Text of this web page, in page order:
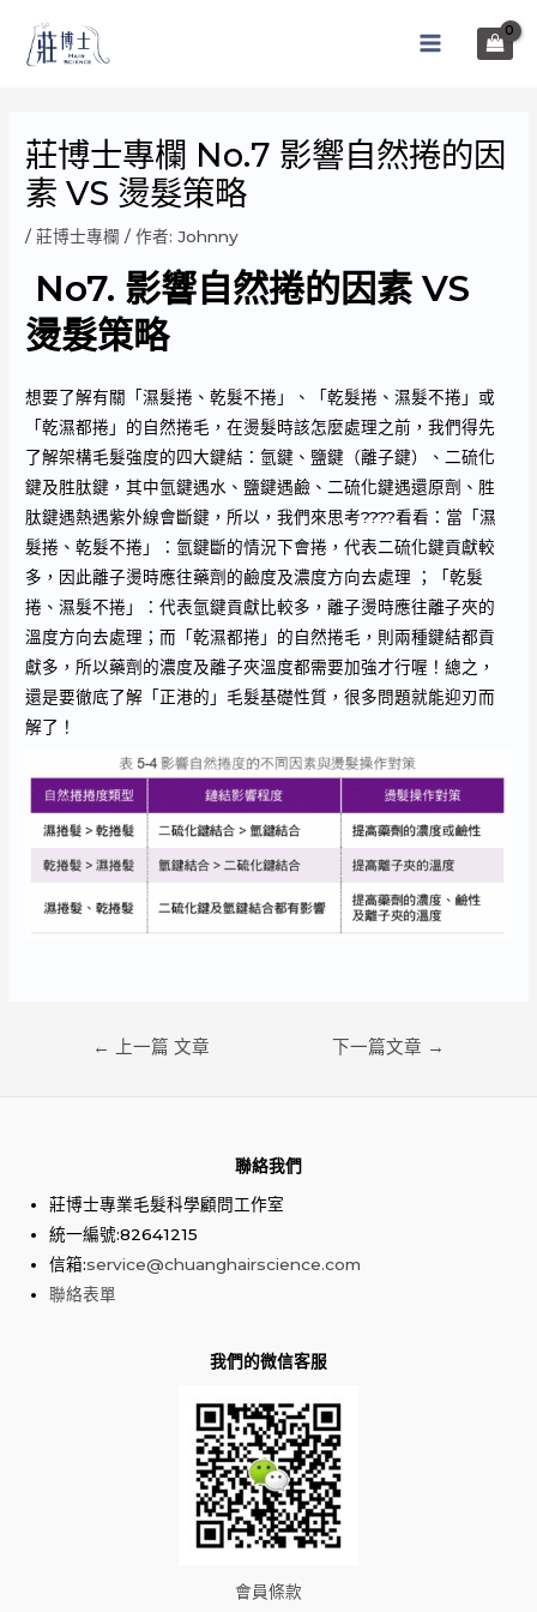
MAIN
莊博士專欄 No.7 影響自然捲的因
素 VS 燙髮策略
/莊博士專欄 / 作者:Johnny
No7. 影響自然捲的因素 VS
燙髮策略
想要了解有關「濕髮捲、乾髮不捲」、「乾髮捲、濕髮不捲」或
「乾濕都捲」的自然捲毛，在燙髮時該怎麼處理之前，我們得先
了解架構毛髮強度的四大鍵結：氫鍵、鹽鍵（離子鍵）、二硫化
鍵及胜肽鍵，其中氫鍵遇水、鹽鍵遇鹼、二硫化鍵遇還原劑、胜
肽鍵遇熱遇紫外線會斷鍵，所以，我們來思考????看看：當「濕
髮捲、乾髮不捲」：氫鍵斷的情況下會捲，代表二硫化鍵貢獻較
多，因此離子燙時應往藥劑的鹼度及濃度方向去處理 ；「乾髮
捲、濕髮不捲」：代表氫鍵貢獻比較多，離子燙時應往離子夾的
溫度方向去處理；而「乾濕都捲」的自然捲毛，則兩種鍵結都貢
獻多，所以藥劑的濃度及離子夾溫度都需要加強才行喔！總之，
還是要徹底了解「正港的」毛髮基礎性質，很多問題就能迎刃而
解了！
← 上一篇 文章 下一篇文章 →
聯絡我們
莊博士專業毛髮科學顧問工作室
統一編號:82641215
信箱:service@chuanghairscience.com
聯絡表單
我們的微信客服
會員條款